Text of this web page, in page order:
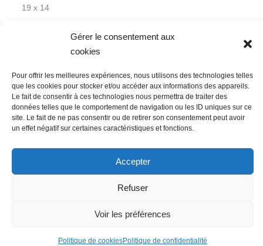
Gérer le consentement aux
cookies
Pour offrir les meilleures expériences, nous utilisons des technologies telles
que les cookies pour stocker et/ou accéder aux informations des appareils.
Le fait de consentir à ces technologies nous permettra de traiter des
données telles que le comportement de navigation ou les ID uniques sur ce
site. Le fait de ne pas consentir ou de retirer son consentement peut avoir
un effet négatif sur certaines caractéristiques et fonctions.
Accepter
Refuser
Voir les préférences
Politique de cookiesPolitique de confidentialité
19 x 14
Nous contacter
Conditions Générales de Ventes
Politique de confidentialité
Mentions légales